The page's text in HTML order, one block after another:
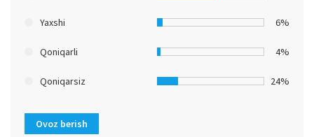
Yaxshi 6%
Qoniqarli 4%
Qoniqarsiz 24%
Ovoz berish